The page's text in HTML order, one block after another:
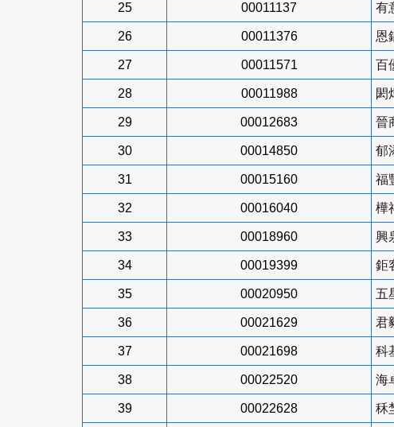
25 00011137 有
26 00011376 恩
27 00011571 百
28 00011988 閎
29 00012683 晉
30 00014850 郁
31 00015160 福
32 00016040 樺
33 00018960 興
34 00019399 鉅
35 00020950 五
36 00021629 君
37 00021698 科
38 00022520 海
39 00022628 秝